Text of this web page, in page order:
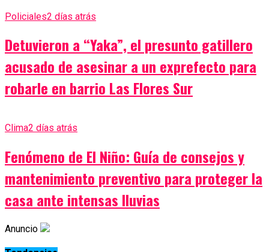
Policiales2 días atrás
Detuvieron a “Yaka”, el presunto gatillero
acusado de asesinar a un exprefecto para
robarle en barrio Las Flores Sur
Clima2 días atrás
Fenómeno de El Niño: Guía de consejos y
mantenimiento preventivo para proteger la
casa ante intensas lluvias
Anuncio